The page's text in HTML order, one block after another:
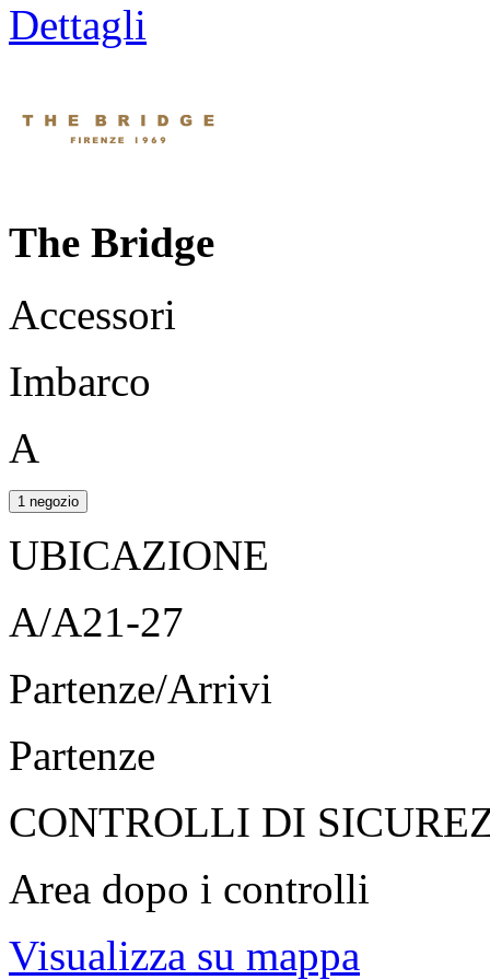
Dettagli
The Bridge
Accessori
Imbarco
A
1 negozio
UBICAZIONE
A/A21-27
Partenze/Arrivi
Partenze
CONTROLLI DI
Area dopo i controlli
Visualizza su mappa